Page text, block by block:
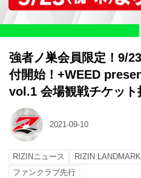
強者ノ巣会員限定！9/
付開始！+WEED
vol.1 会場観戦チケット
2021-09-10
RIZINニュース RIZIN LANDMARK
ファンクラブ先行